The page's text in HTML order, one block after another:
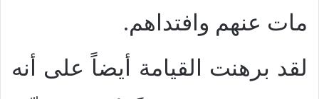
مات عنهم وافتداهم.
لقد برهنت القيامة أيضاً على أنه